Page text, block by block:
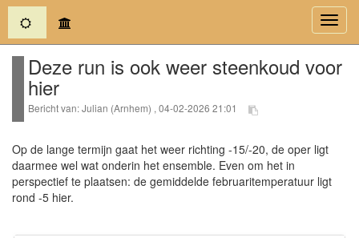
(current)
Deze run is ook weer steenkoud voor
hier
Bericht van: Julian (Arnhem) , 04-02-2026 21:01
Op de lange termijn gaat het weer richting -15/-20, de oper ligt
daarmee wel wat onderin het ensemble. Even om het in
perspectief te plaatsen: de gemiddelde februaritemperatuur ligt
rond -5 hier.